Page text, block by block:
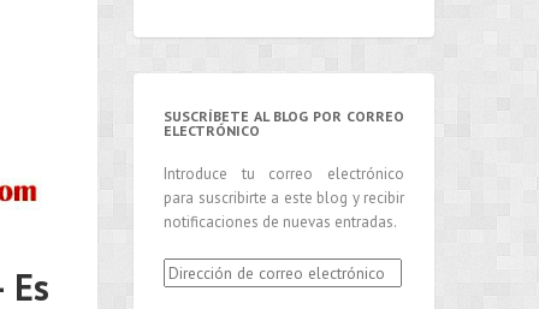
SUSCRÍBETE AL BLOG POR CORREO
ELECTRÓNICO
Introduce tu correo electrónico
para suscribirte a este blog y recibir
notificaciones de nuevas entradas.
Dirección
de